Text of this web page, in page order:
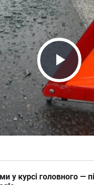
Play
у курсі головного —